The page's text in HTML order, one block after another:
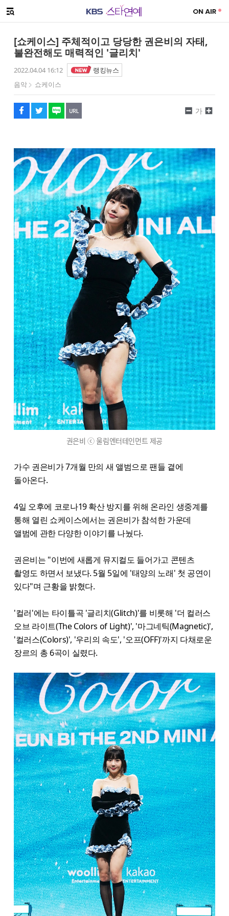
메뉴 열기
[쇼케이스] 주체적이고 당당한 권은비의 자태,
불완전해도 매력적인 '글리치'
2022.04.04 16:12
랭킹뉴스
음악
쇼케이스
페이스북
트위터
네이버
URL복사
글씨 작게보기
가
글씨 크게보기
권은비 ⓒ 울림엔터테인먼트 제공
가수 권은비가 7개월 만의 새 앨범으로 팬들 곁에
돌아온다.
4일 오후에 코로나19 확산 방지를 위해 온라인 생중계를
통해 열린 쇼케이스에서는 권은비가 참석한 가운데
앨범에 관한 다양한 이야기를 나눴다.
권은비는 "이번에 새롭게 뮤지컬도 들어가고 콘텐츠
촬영도 하면서 보냈다. 5월 5일에 '태양의 노래' 첫 공연이
있다"며 근황을 밝혔다.
'컬러'에는 타이틀곡 '글리치(Glitch)'를 비롯해 '더 컬러스
오브 라이트(The Colors of Light)', '마그네틱(Magnetic)',
'컬러스(Colors)', '우리의 속도', '오프(OFF)'까지 다채로운
장르의 총 6곡이 실렸다.